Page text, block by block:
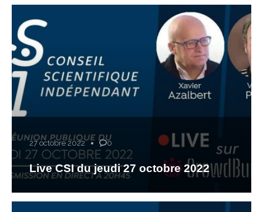
27 octobre 2022 0
Live CSI du jeudi 27 octobre 2022